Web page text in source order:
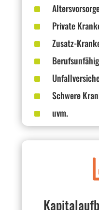
^
^ Private
^ Zusatz-
^
^
^ Schwere
^ uvm.